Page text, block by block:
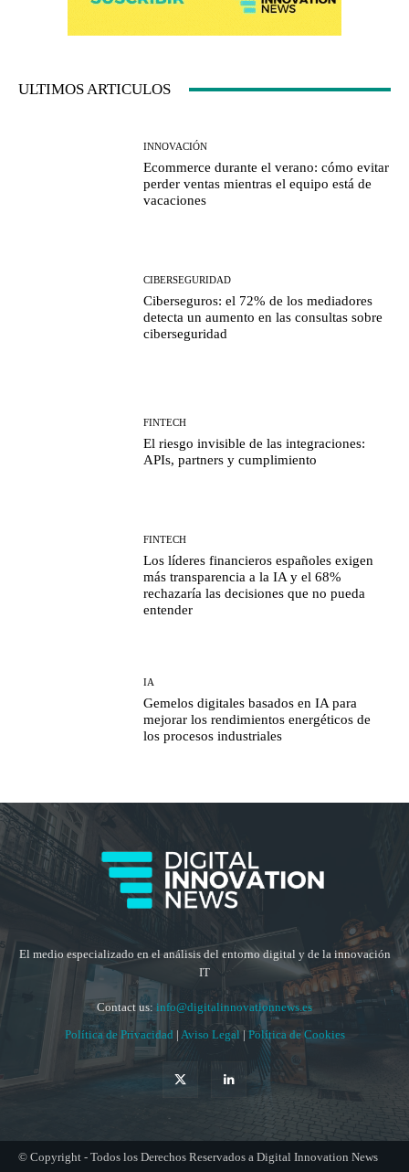
ULTIMOS ARTICULOS
INNOVACIÓN
Ecommerce durante el verano: cómo evitar
perder ventas mientras el equipo está de
vacaciones
CIBERSEGURIDAD
Ciberseguros: el 72% de los mediadores
detecta un aumento en las consultas sobre
ciberseguridad
FINTECH
El riesgo invisible de las integraciones:
APIs, partners y cumplimiento
FINTECH
Los líderes financieros españoles exigen
más transparencia a la IA y el 68%
rechazaría las decisiones que no pueda
entender
IA
Gemelos digitales basados en IA para
mejorar los rendimientos energéticos de
los procesos industriales
El medio especializado en el análisis del entorno digital y de la innovación
IT
Contact us: info@digitalinnovationnews.es
Política de Privacidad | Aviso Legal | Política de Cookies
© Copyright - Todos los Derechos Reservados a Digital Innovation News